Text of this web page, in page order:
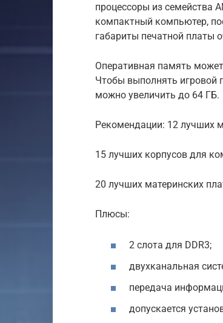
процессоры из семейства
компактный компьютер,
габариты печатной платы
Оперативная память
Чтобы выполнять игровой
можно увеличить до 64 ГБ.
Рекомендации: 12 лучших
15 лучших корпусов для
20 лучших материнских
Плюсы:
2 слота для DDR3;
двухканальная
передача
допускается